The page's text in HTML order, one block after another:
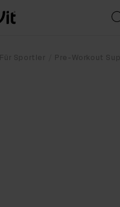
Für Sportler Pre-Workout